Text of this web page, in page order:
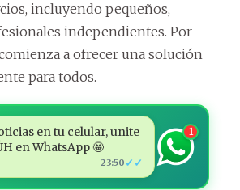
incluyendo pequeños,
independientes. Por
a ofrecer una solución
para todos.
en tu celular, unite
en WhatsApp 🤩
23:50 ✓✓
1